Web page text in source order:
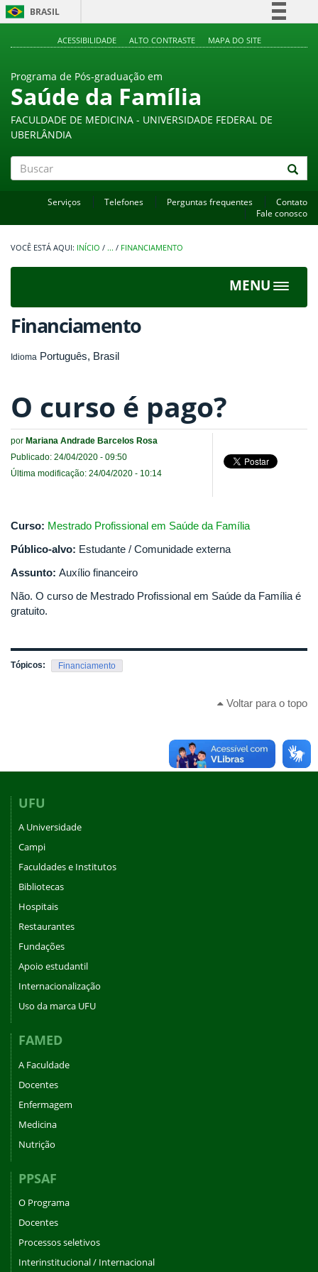
BRASIL
Acesso à informação
Legislação
ACESSIBILIDADE ALTO CONTRASTE MAPA DO SITE
Programa de Pós-graduação em
Saúde da Família
FACULDADE DE MEDICINA - UNIVERSIDADE FEDERAL DE
UBERLÂNDIA
Serviços Telefones Perguntas frequentes
Contato
Fale conosco
INÍCIO / ... / FINANCIAMENTO
MENU
Toggle
Financiamento
Idioma Português, Brasil
O curso é pago?
por Mariana Andrade Barcelos Rosa
Publicado: 24/04/2020 - 09:50
Última modificação: 24/04/2020 - 10:14
Curso: Mestrado Profissional em Saúde da Família
Público-alvo: Estudante / Comunidade externa
Assunto: Auxílio financeiro
Não. O curso de Mestrado Profissional em Saúde da Família é
gratuito.
Tópicos: Financiamento
Voltar para o topo
UFU
A Universidade
Campi
Faculdades e Institutos
Bibliotecas
Hospitais
Restaurantes
Fundações
Apoio estudantil
Internacionalização
Uso da marca UFU
FAMED
A Faculdade
Docentes
Enfermagem
Medicina
Nutrição
PPSAF
O Programa
Docentes
Processos seletivos
Interinstitucional / Internacional